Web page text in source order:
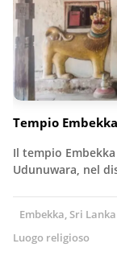
Tempio
Il tempio
Udunuwara, nel
Embekka, Sri Lanka
Luogo religioso